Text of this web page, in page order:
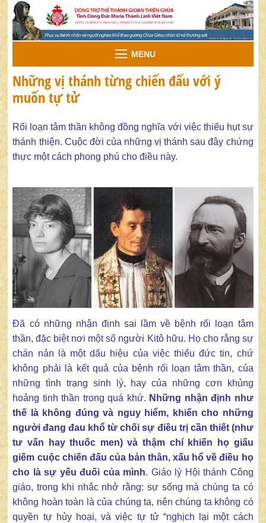
MENU
Những vị thánh từng chiến đấu với ý
muốn tự tử
Rối loạn tâm thần không đồng nghĩa với việc thiếu hụt sự
thánh thiện. Cuộc đời của những vị thánh sau đây chứng
thực một cách phong phú cho điều này.
Đã có những nhận định sai lầm về bệnh rối loạn tâm
thần, đặc biệt nơi một số người Kitô hữu. Họ cho rằng sự
chán nản là một dấu hiệu của việc thiếu đức tin, chứ
không phải là kết quả của bệnh rối loạn tâm thần, của
những tình trạng sinh lý, hay của những cơn khủng
hoảng tinh thần trong quá khứ. Những nhận định như
thế là không đúng và nguy hiểm, khiến cho những
người đang đau khổ từ chối sự điều trị cần thiết (như
tư vấn hay thuốc men) và thậm chí khiến họ giấu
giếm cuộc chiến đấu của bản thân, xấu hổ về điều họ
cho là sự yếu đuối của mình. Giáo lý Hội thánh Công
giáo, trong khi nhắc nhở rằng: sự sống mà chúng ta có
không hoàn toàn là của chúng ta, nên chúng ta không có
quyền tự hủy hoại, và việc tự tử “nghịch lại một cách